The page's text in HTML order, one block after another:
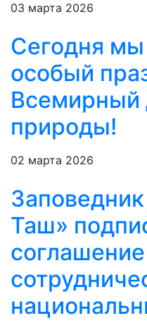
03 марта 2026
Сегодня
особый
Всемирный
природы!
02 марта 2026
Таш»